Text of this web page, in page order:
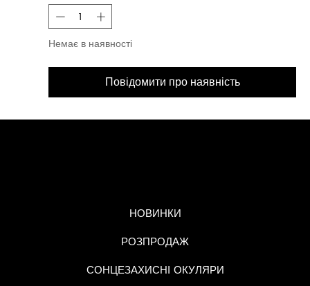
Немає в наявності
Повідомити про наявність
НОВИНКИ
РОЗПРОДАЖ
СОНЦЕЗАХИСНІ ОКУЛЯРИ